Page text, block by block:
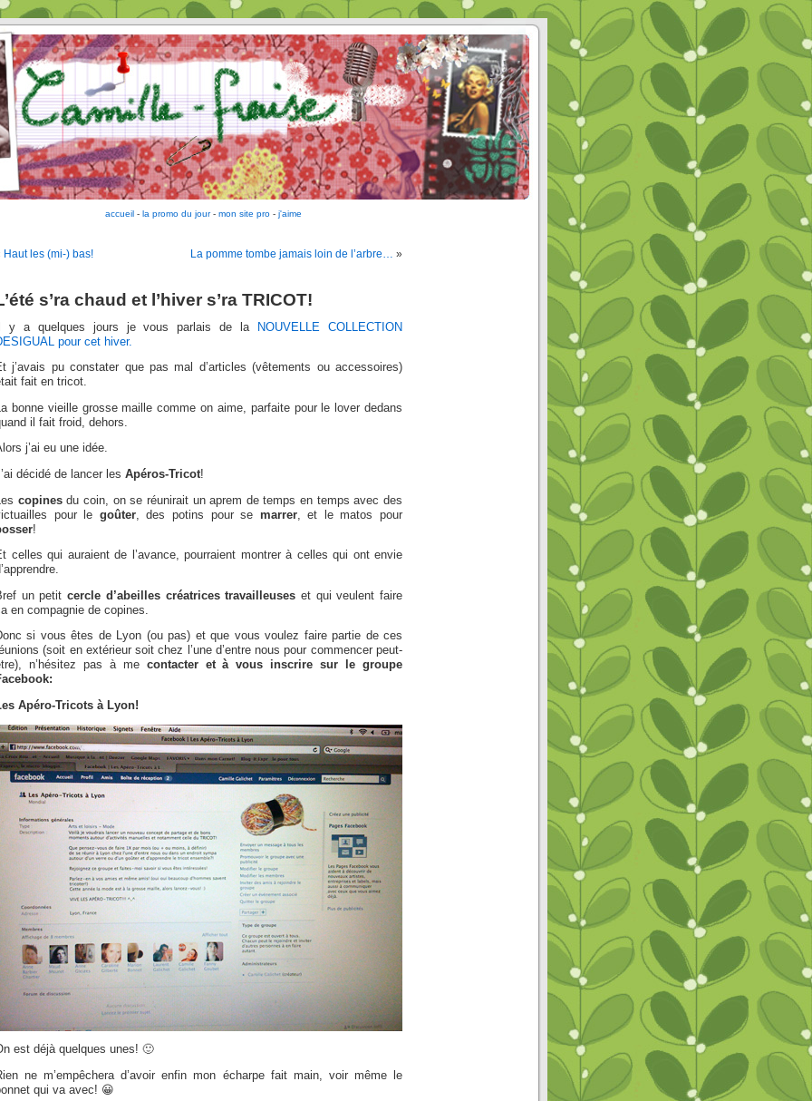
accueil- la promo du jour- mon site pro- j'aime
Haut les (mi-) bas! La pomme tombe jamais loin de l’arbre… »
s’ra chaud et l’hiver s’ra TRICOT!
y a quelques jours je vous parlais de la
NOUVELLE COLLECTION
pour cet hiver.
j’avais pu constater que pas mal d’articles (vêtements ou accessoires)
fait en tricot.
bonne vieille grosse maille comme on aime, parfaite pour le lover dedans
il fait froid, dehors.
j’ai eu une idée.
décidé de lancer les Apéros-Tricot!
copinesdu coin, on se réunirait un aprem de temps en temps avec des
pour le goûter, des potins pour se marrer, et le matos pour
!
celles qui auraient de l’avance, pourraient montrer à celles qui ont envie
un petitcercle d’abeilles créatrices travailleuses et qui veulent faire
en compagnie de copines.
si vous êtes de Lyon (ou pas) et que vous voulez faire partie de ces
(soit en extérieur soit chez l’une d’entre nous pour commencer peut-
n’hésitez pas à me contacter et à vous inscrire sur le groupe
Apéro-Tricots à Lyon!
est déjà quelques unes! 🙂
ne m’empêchera d’avoir enfin mon écharpe fait main, voir même le
qui va avec! 😀